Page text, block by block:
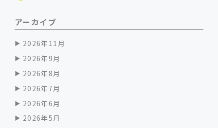
アーカイブ
2026年11月
2026年9月
2026年8月
2026年7月
2026年6月
2026年5月